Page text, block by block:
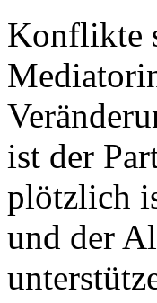
Konflikte
ist der
plötzlich
und der